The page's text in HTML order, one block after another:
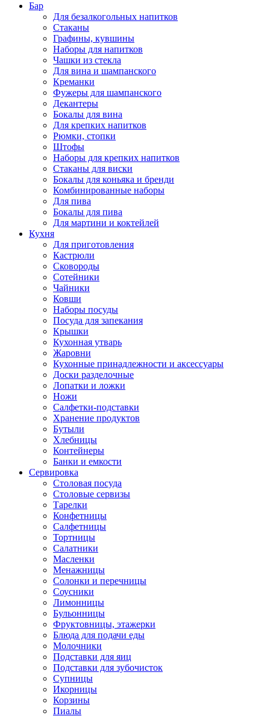
Бар
Для безалкогольных напитков
Стаканы
Графины, кувшины
Наборы для напитков
Чашки из стекла
Для вина и шампанского
Креманки
Фужеры для шампанского
Декантеры
Бокалы для вина
Для крепких напитков
Рюмки, стопки
Штофы
Наборы для крепких напитков
Стаканы для виски
Бокалы для коньяка и бренди
Комбинированные наборы
Для пива
Бокалы для пива
Для мартини и коктейлей
Кухня
Для приготовления
Кастрюли
Сковороды
Сотейники
Чайники
Ковши
Наборы посуды
Посуда для запекания
Крышки
Кухонная утварь
Жаровни
Кухонные принадлежности и аксессуары
Доски разделочные
Лопатки и ложки
Ножи
Салфетки-подставки
Хранение продуктов
Бутыли
Хлебницы
Контейнеры
Банки и емкости
Сервировка
Столовая посуда
Столовые сервизы
Тарелки
Конфетницы
Салфетницы
Тортницы
Салатники
Масленки
Менажницы
Солонки и перечницы
Соусники
Лимонницы
Бульонницы
Фруктовницы, этажерки
Блюда для подачи еды
Молочники
Подставки для яиц
Подставки для зубочисток
Супницы
Икорницы
Корзины
Пиалы